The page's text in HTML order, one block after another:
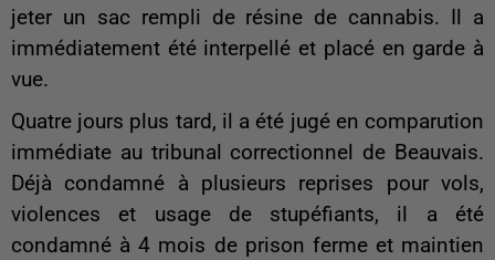
jeter un sac rempli de résine de cannabis. Il a
immédiatement été interpellé et placé en garde à
vue.
Quatre jours plus tard, il a été jugé en comparution
immédiate au tribunal correctionnel de Beauvais.
Déjà condamné à plusieurs reprises pour vols,
violences et usage de stupéfiants, il a été
condamné à 4 mois de prison ferme et maintien